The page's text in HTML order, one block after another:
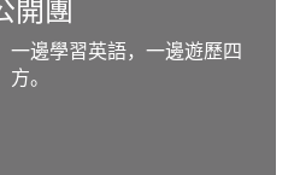
一邊學習英語，一邊遊歷四
方。